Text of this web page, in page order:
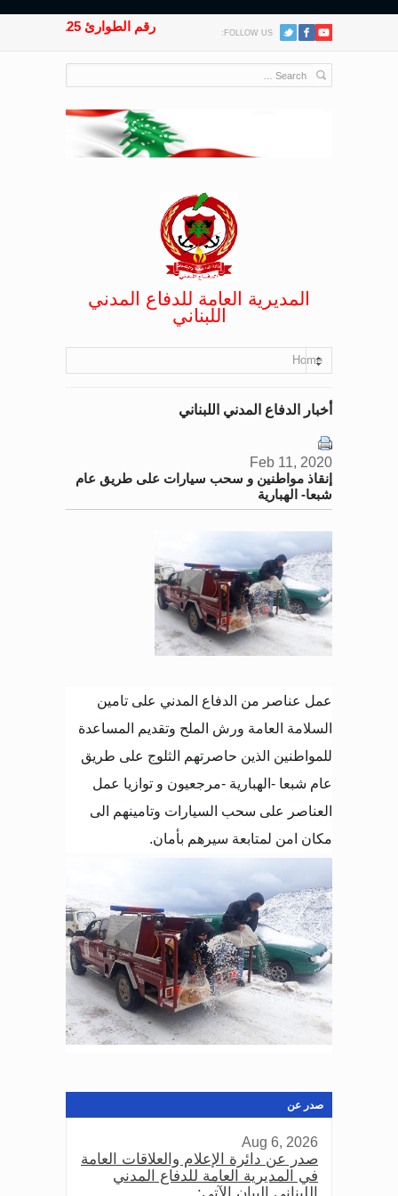
FOLLOW US: رقم الطوارئ 125
المديرية العامة للدفاع المدني
اللبناني
Home
أخبار الدفاع المدني اللبناني
Feb 11, 2020
إنقاذ مواطنين و سحب سيارات على طريق عام
شبعا- الهبارية
عمل عناصر من الدفاع المدني على تامين
السلامة العامة ورش الملح وتقديم المساعدة
للمواطنين الذين حاصرتهم الثلوج على طريق
عام شبعا -الهبارية -مرجعيون و توازيا عمل
العناصر على سحب السيارات وتامينهم الى
مكان امن لمتابعة سيرهم بأمان.
صدر عن
Aug 6, 2026
صدر عن دائرة الإعلام والعلاقات العامة
في المديرية العامة للدفاع المدني